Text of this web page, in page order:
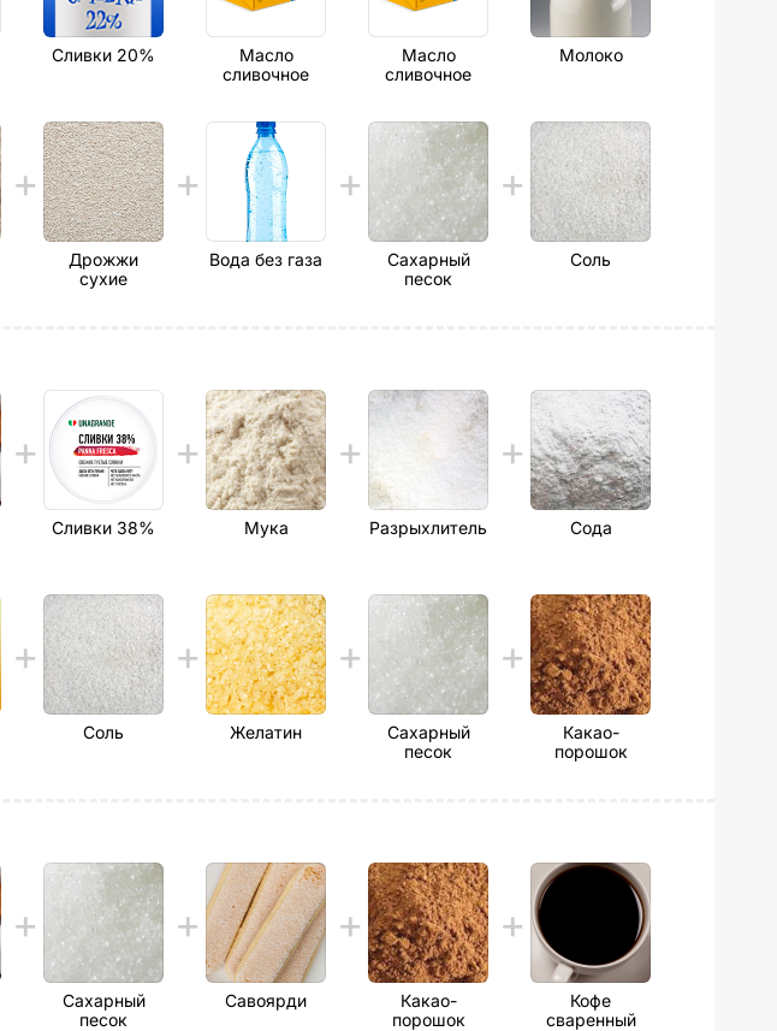
Сливки 20%
Масло
сливочное
Масло
сливочное
Молоко
Дрожжи
сухие
Вода без газа
Сахарный
песок
Соль
Сливки 38% Мука Разрыхлитель Сода
Соль Желатин
Сахарный
песок
Какао-
порошок
Сахарный
песок
Савоярди
Какао-
порошок
Кофе
сваренный